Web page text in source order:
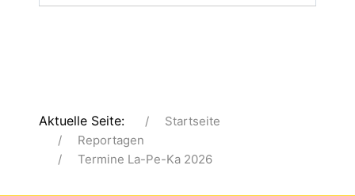
Aktuelle Seite:
Startseite
Reportagen
Termine La-Pe-Ka 2026